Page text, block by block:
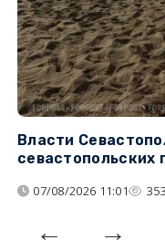
Власти
севастопольских
07/08/2026 11:01